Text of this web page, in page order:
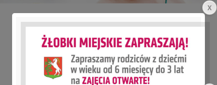
Najnowsze wpisy – Z życia